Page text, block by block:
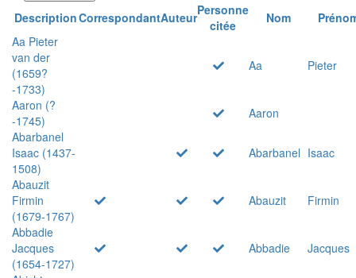
DescriptionCorrespondantAuteurPersonne
citée
Nom
Aa Pieter
van der
(1659?
-1733)
Aa Pieter
Aaron (?
-1745)
Aaron
Abarbanel
Isaac (1437-
1508)
Abarbanel Isaac
Abauzit
Firmin
(1679-1767)
Abauzit
Firmin
Abbadie
Jacques
(1654-1727)
Abbadie
Jacques